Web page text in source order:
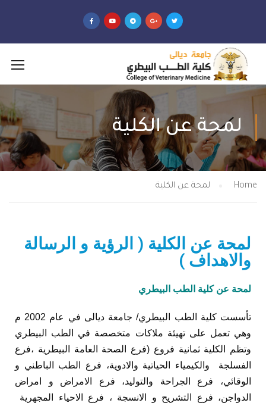
لمحة عن الكلية
Home لمحة عن الكلية
لمحة عن الكلية ( الرؤية و الرسالة
والاهداف )
لمحة عن كلية الطب البيطري
تأسست كلية الطب البيطري/ جامعة ديالى في عام 2002 م
وهي تعمل على تهيئة ملاكات متخصصة في الطب البيطري
وتظم الكلية ثمانية فروع (فرع الصحة العامة البيطرية ،فرع
الفسلجة والكيمياء الحياتية والادوية، فرع الطب الباطني و
الوقائي، فرع الجراحة والتوليد، فرع الامراض و امراض
الدواجن، فرع التشريح و الانسجة ، فرع الاحياء المجهرية